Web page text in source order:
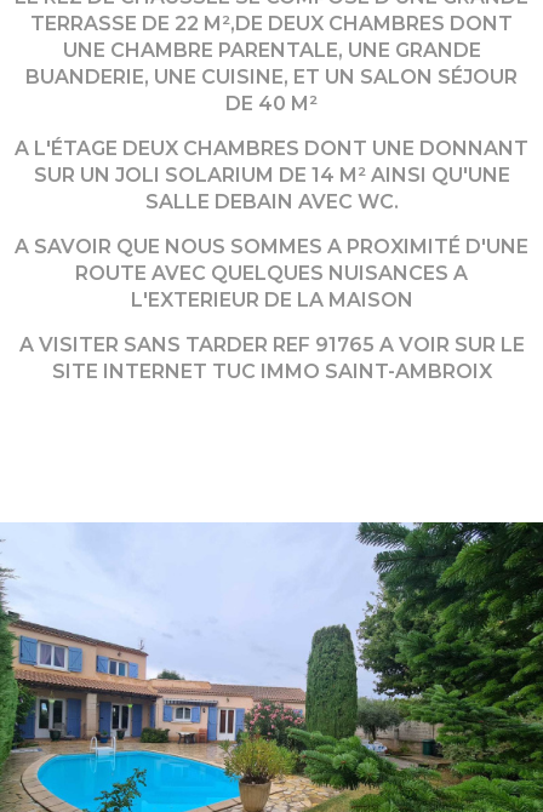
TERRASSE DE 22 M²,DE DEUX CHAMBRES DONT
UNE CHAMBRE PARENTALE, UNE GRANDE
BUANDERIE, UNE CUISINE, ET UN SALON SÉJOUR
DE 40 M²
A L'ÉTAGE DEUX CHAMBRES DONT UNE DONNANT
SUR UN JOLI SOLARIUM DE 14 M² AINSI QU'UNE
SALLE DEBAIN AVEC WC.
A SAVOIR QUE NOUS SOMMES A PROXIMITÉ D'UNE
ROUTE AVEC QUELQUES NUISANCES A
L'EXTERIEUR DE LA MAISON
A VISITER SANS TARDER REF 91765 A VOIR SUR LE
SITE INTERNET TUC IMMO SAINT-AMBROIX